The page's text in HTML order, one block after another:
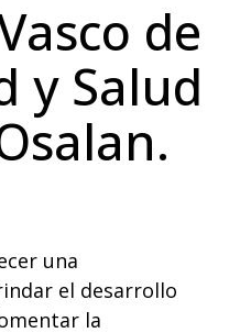
de
y Salud
una
el desarrollo
la